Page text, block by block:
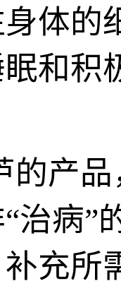
体的
和积
的产
治病”
充所